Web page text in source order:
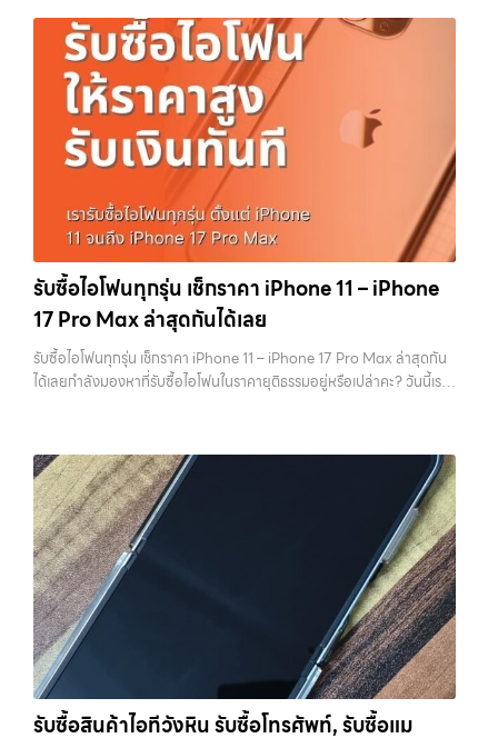
ไม่ได้ขึ้นอยู่แค่ยี่ห้อ แต่ขึ้นอยู่กับสภาพจริง ความครบชุด และความสะดวกใน
การขายของคุณ เราจึงตั้งใจให้บริการในเขต ลาดพร้าว, รัชดา, บางรัก,
แจ้งวัฒนะ, บางแค, วัชรพล, รามอินทรา, บางนา, บางพลี, เกษตรนวมินทร์,
เสนานิคม, วังหิน อย่างเต็มที่ ไม่ว่าคุณจะค้นหาคำว่า “รับซื้อมือถือใกล้ฉัน”,
“รับซื้อโทรศัพท์มือสองกรุงเทพ”, “ขาย iPad ได้ราคา”, “รับซื้อแท็บเล็ต
กรุงเทพถึงที่”, หรือ “รับซื้อ Samsung มือสอง ราคาสูง” — ที่นี่คือคำตอบ
เพราะบริการของเรามุ่งตรงให้คุณได้รับราคาและความสะดวกสบายที่เหนือ
กว่า เลือกเราแล้วคุณจะได้บริการที่คุณไว้วางใจ พร้อมทีมงานที่พร้อม
อำนวยความสะดวก นัดรับถึงที่ ตรวจสภาพอย่างมืออาชีพ และจ่ายเงินทันที
ทั้งหมดนี้เพื่อให้การขายอุปกรณ์ของคุณเป็นเรื่องง่ายขึ้น ดีกว่า รวดเร็วกว่า
และคุ้มค่ากว่า ทำไมต้องเลือกเรา ผู้เชี่ยวชาญด้านการให้บริการ รับซื้อมือถือ
iPhone, Samsung, ไอแพด แท็บเล็ตทุกยี่ห้อ ในราคาสูง พร้อมจ่ายเงิน
ทันที โดยเน้นบริการในพื้นที่ ลาดพร้าว, รัชดา, บางรัก, แจ้งวัฒนะ, บางแค,
วัชรพล, รามอินทรา, รวมถึง บางนา, บางพลี, เกษตรนวมินทร์, เสนานิคม,
วังหินไม่ว่าคุณจะต้องการ รับซื้อโทรศัพท์, รับซื้อแมคบุค, รับซื้อโน๊ตบุ๊ค, รับ
ซื้อแท็บเล็ต, หรือบริการอื่นๆ เกี่ยวกับสินค้าไอที กรุงเทพฯ – เราพร้อมให้
บริการครบวงจร บริการของเรา เราให้บริการแบบครบวงจรสำหรับลูกค้าที่
เครื่องก่อนขาย บทความนี้จะพาไปดูวิธีเตรียม iPhone แบบครบทุกขั้นตอน
ตั้งแต่เรื่องพื้นฐานไปจนถึงเทคนิคที่ช่วยเพิ่มมูลค่าเครื่องแบบที่หลายคนมอง
ข้าม หากทำครบทุกข้อ โอกาสที่จะได้ราคาดีขึ้นมีสูงอย่างชัดเจน ทำไมการเต
รียมเครื่องถึงสำคัญ ก่อนจะไปดูวิธี เราต้องเข้าใจก่อนว่าทำไมร้านรับซื้อถึง
ให้ความสำคัญกับรายละเอียดเหล่านี้ สำหรับร้านหรือผู้รับซื้อ iPhone สิ่งที่
เขามองคือ “ความพร้อมในการขายต่อ” หากเครื่องที่รับมาสามารถนำไปขาย
ต่อได้ทันทีโดยไม่ต้องเสียเวลาแก้ไข ไม่ต้องลบข้อมูล ไม่ต้องซ่อมเพิ่ม ความ
เสี่ยงก็จะต่ำลง และนั่นทำให้เขากล้ารับในราคาที่สูงขึ้น ในทางกลับกัน ถ้า
เครื่องยังมีข้อมูลค้างอยู่ ติด iCloud หรือสภาพดูไม่เรียบร้อย ร้านจะต้อง
เสียเวลาและต้นทุนเพิ่ม สิ่งเหล่านี้จะถูกนำไปหักออกจากราคาที่เสนอให้กับ
คุณโดยตรง 1. สำรองข้อมูลให้เรียบร้อยก่อนล้างเครื่อง ขั้นตอนแรกที่ควร
ทำเสมอคือการสำรองข้อมูล เพราะหลังจากล้างเครื่องแล้ว ข้อมูลทั้งหมดจะ
ไม่สามารถกู้คืนได้อีก ไม่ว่าจะเป็นรูปภาพ รายชื่อ เบอร์โทร หรือแชทต่างๆ
หลายคนมักรีบล้างเครื่องเพราะอยากขายเร็ว แต่สุดท้ายต้องกลับมาเสีย
เวลาเพราะลืมสำรองข้อมูลสำคัญ สิ่งนี้เกิดขึ้นบ่อยมาก และเป็นความผิด
พลาดที่ไม่ควรเกิดขึ้นเลย คุณสามารถสำรองข้อมูลได้ผ่าน iCloud หรือผ่าน
คอมพิวเตอร์ก็ได้ หากต้องการความสะดวก iCloud จะเป็นตัวเลือกที่ง่าย
คิดว่าเรียบร้อย เพราะถ้าพลาดขึ้นมา จะไม่สามารถย้อนกลับไปแก้ไขได้อีก 2.
ออกจาก iCloud และ Apple ID ให้สมบูรณ์ ขั้นตอนนี้ถือว่าสำคัญที่สุดใน
การขาย iPhone หากยังมี Apple ID อยู่ในเครื่อง จะทำให้เกิดสิ่งที่เรียกว่า
Activation Lock ซึ่งทำให้ไม่สามารถใช้งานเครื่องต่อได้ ในมุมของร้านรับ
ซื้อ เครื่องที่ติด iCloud มีความเสี่ยงสูง เพราะไม่สามารถนำไปขายต่อได้
ทันที บางร้านอาจไม่รับซื้อเลย หรือถ้ารับก็จะกดราคาลงอย่างมาก การออก
จาก iCloud ทำได้ไม่ยาก เพียงเข้าไปที่การตั้งค่า กดชื่อบัญชีของตัวเอง
แล้วเลือกออกจากระบบ จากนั้นใส่รหัสผ่านเพื่อยืนยัน หลังจากออกแล้ว
ควรตรวจสอบอีกครั้งว่าหน้า Settings ไม่มีชื่อบัญชีของคุณเหลืออยู่ เพื่อ
ให้มั่นใจว่าเครื่องพร้อมสำหรับผู้ใช้งานใหม่จริงๆ 3. รีเซ็ตเครื่องให้เหมือน
เครื่องใหม่ เมื่อสำรองข้อมูลและออกจาก iCloud เรียบร้อยแล้ว ขั้นตอนต่อ
ไปคือการรีเซ็ตเครื่องให้เป็นค่าเริ่มต้นจากโรงงาน การรีเซ็ตจะช่วยลบข้อมูล
รับซื้อไอโฟนทุกรุ่น เช็กราคา iPhone 11 – iPhone
17 Pro Max ล่าสุดกันได้เลย
รับซื้อไอโฟนทุกรุ่น เช็กราคา iPhone 11 – iPhone 17 Pro Max ล่าสุดกัน
ได้เลยกำลังมองหาที่รับซื้อไอโฟนในราคายุติธรรมอยู่หรือเปล่าคะ? วันนี้เรา
ราคาในตลาดมือสอง เรายังมีบริการที่รวดเร็ว และจ่ายเงินสดทันที ไม่มีค่า
ธรรมเนียมซ่อนเร้นค่ะ ทำไมต้องขายไอโฟนกับเรา?
รับซื้อทุกรุ่น ทุกสภาพ
- ไม่ว่าจะเป็นเครื่องใหม่ เครื่องใช้งาน หรือเครื่องที่มีตำหนิเล็กน้อย เรารับซื้อ
หมด
ราคายุติธรรม - ประเมินราคาตามสภาพเครื่องจริง ให้ราคาสูงถึง
70% ของราคาตลาดมือสอง
รวดเร็วทันใจ - ประเมินและจ่ายเงินทันที ไม่
ต้องรอนาน
ปลอดภัย 100% - มีหน้าร้านจริง บริการโปร่งใส ตรวจสอบ
ได้
รับซื้อถึงที่ - มีบริการรับซื้อถึงบ้านในกรุงเทพและปริมณฑลเช็กราคา
รับซื้อ iPhone แต่ละรุ่นมาดูกันว่าแต่ละรุ่นเรารับซื้อในราคาเท่าไหร่บ้าง
(ราคาอัพเดทล่าสุดเดือนพฤศจิกายน 2024)
iPhone 11 (ปี
2019)iPhone 11 เป็นรุ่นที่ได้รับความนิยมมากในตอนที่เปิดตัว มาพร้อม
กล้องคู่ ชิป A13 Bionic และหน้าจอ Liquid Retina ขนาด 6.1 นิ้ว แม้จะ
เป็นรุ่นที่ออกมาได้สักระยะแล้ว แต่ก็ยังใช้งานได้ดีและรองรับ iOS เวอร์ชัน
ล่าสุดราคารับซื้อ iPhone 11:iPhone 11 64GB รับซื้อได้ที่ 7,000 บาท
รับซื้อสินค้าไอทีวังหิน รับซื้อโทรศัพท์, รับซื้อแม